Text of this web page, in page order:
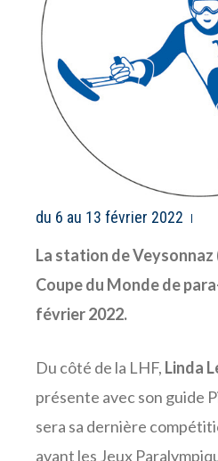
du 6 au 13 février 2022
La station de Veysonnaz
Coupe du Monde de
février 2022.
Du côté de la LHF, Linda
présente avec son guide
sera sa dernière
avant les Jeux